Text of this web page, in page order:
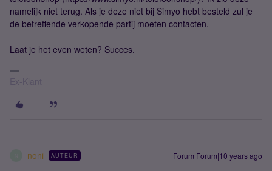
namelijk niet terug. Als je deze niet bij Simyo hebt besteld zul je
de betreffende verkopende partij moeten contacten.
Laat je het even weten? Succes.
Ex-Klant
noni AUTEUR Forum|Forum|10 years ago